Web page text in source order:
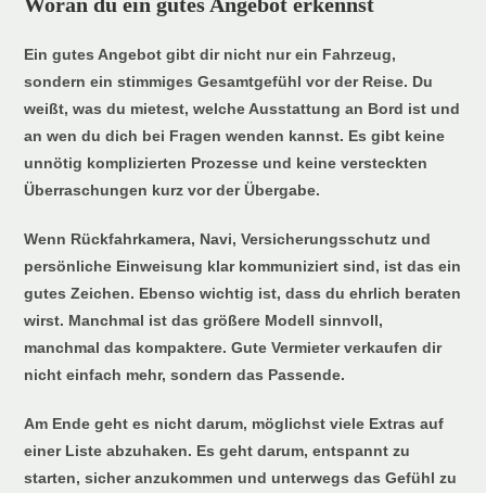
Ein gutes Angebot gibt dir nicht nur ein Fahrzeug,
sondern ein stimmiges Gesamtgefühl vor der Reise. Du
weißt, was du mietest, welche Ausstattung an Bord ist und
an wen du dich bei Fragen wenden kannst. Es gibt keine
unnötig komplizierten Prozesse und keine versteckten
Überraschungen kurz vor der Übergabe.
Wenn Rückfahrkamera, Navi, Versicherungsschutz und
persönliche Einweisung klar kommuniziert sind, ist das ein
gutes Zeichen. Ebenso wichtig ist, dass du ehrlich beraten
wirst. Manchmal ist das größere Modell sinnvoll,
manchmal das kompaktere. Gute Vermieter verkaufen dir
nicht einfach mehr, sondern das Passende.
Am Ende geht es nicht darum, möglichst viele Extras auf
einer Liste abzuhaken. Es geht darum, entspannt zu
starten, sicher anzukommen und unterwegs das Gefühl zu